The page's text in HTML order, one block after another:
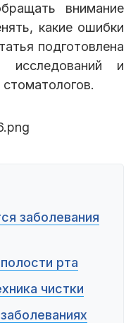
Публикации
внимание
какие ошибки
подготовлена
исследований и
заболевания
рта
чистки